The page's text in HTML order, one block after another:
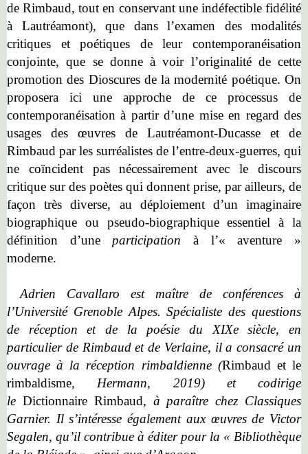
de Rimbaud, tout en conservant une indéfectible fidélité
à Lautréamont), que dans l’examen des modalités
critiques et poétiques de leur contemporanéisation
conjointe, que se donne à voir l’originalité de cette
promotion des Dioscures de la modernité poétique. On
proposera ici une approche de ce processus de
contemporanéisation à partir d’une mise en regard des
usages des œuvres de Lautréamont-Ducasse et de
Rimbaud par les surréalistes de l’entre-deux-guerres, qui
ne coïncident pas nécessairement avec le discours
critique sur des poètes qui donnent prise, par ailleurs, de
façon très diverse, au déploiement d’un imaginaire
biographique ou pseudo-biographique essentiel à la
définition d’une participation à l’« aventure »
moderne.
Adrien Cavallaro est maître de conférences à
l’Université Grenoble Alpes. Spécialiste des questions
de réception et de la poésie du XIXe siècle, en
particulier de Rimbaud et de Verlaine, il a consacré un
ouvrage à la réception rimbaldienne (Rimbaud et le
rimbaldisme, Hermann, 2019) et codirige
le Dictionnaire Rimbaud, à paraître chez Classiques
Garnier. Il s’intéresse également aux œuvres de Victor
Segalen, qu’il contribue à éditer pour la « Bibliothèque